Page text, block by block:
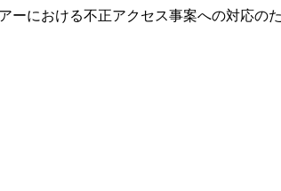
における不正アクセス事案への対応の